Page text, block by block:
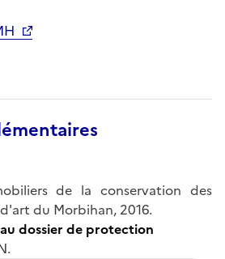
de la conservation des
du Morbihan, 2016.
dossier de protection